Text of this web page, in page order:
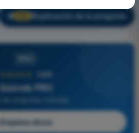
🔒 Explicación de la pregunta
4,6/5
Quizvds PRO
Empieza ahora